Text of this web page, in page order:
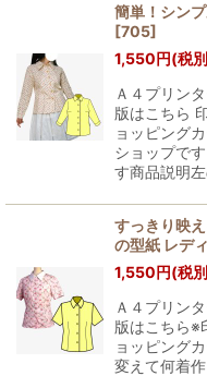
簡単！シン
[705]
1,550円(税
Ａ４プリン
版はこちら
ョッピング
ショップで
す商品説明
すっきり映
の型紙 レデ
1,550円(税
Ａ４プリン
版はこちら※
ョッピング
変えて何着